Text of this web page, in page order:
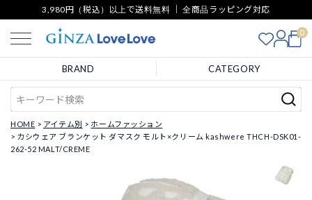
3,980円（税込）以上で送料無料 ｜ 全商品ラッピング対応
0
BRAND CATEGORY
HOME アイテム別
ホームファッション
カシウェア ブランケット ダマスク モルト×クリーム kashwere THCH-DSK01-
262-52 MALT/CREME